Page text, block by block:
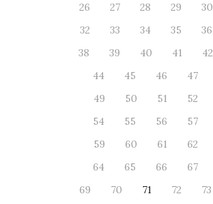
26
27 28 29 30
32
33 34 35 36
38
39 40 41 42
44
45 46 47
49
50 51 52
54
55 56 57
59
60 61 62
64
65 66 67
69
70 71 72 73